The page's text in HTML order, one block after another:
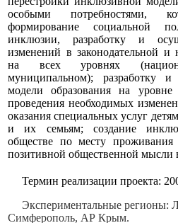
особыми потребностями,
формирование социальной
инклюзии, разработку и
изменений в законодательной и
на всех уровнях
муниципальном); разработку
модели образования на уровне
проведения необходимых
оказания специальных услуг
и их семьям; создание
обществе по месту
позитивной общественной мысли
Термин реализации проекта:
Экспериментальные регионы:
Симферополь, АР Крым.